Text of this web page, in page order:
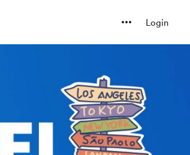
Login